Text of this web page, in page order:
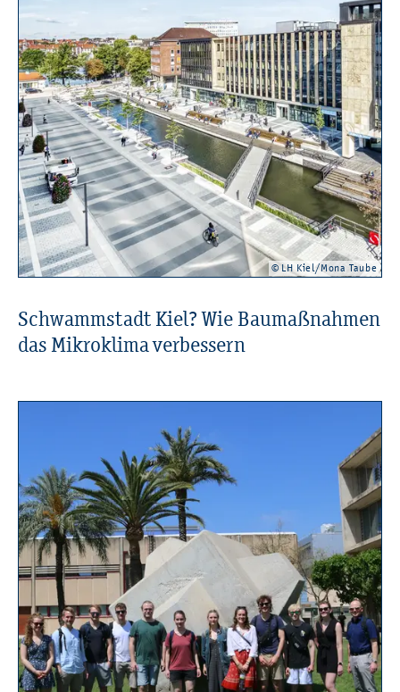
© LH Kiel/Mona Taube
Schwamm­stadt Kiel? Wie Bau­maß­nah­men
das Mi­kro­kli­ma ver­bes­sern